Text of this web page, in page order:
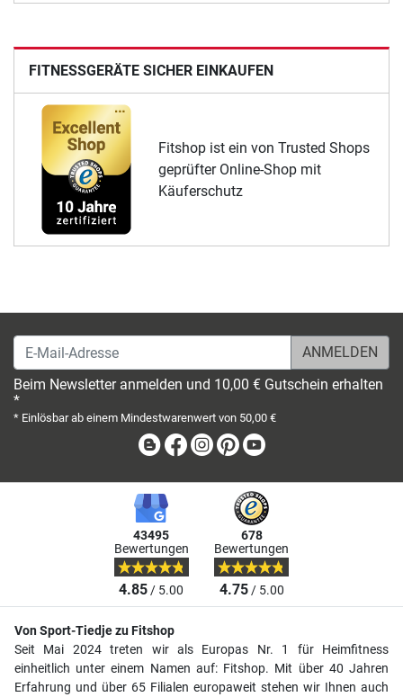
FITNESSGERÄTE SICHER EINKAUFEN
Fitshop ist ein von Trusted Shops
geprüfter Online-Shop mit
Käuferschutz
E-Mail-Adresse
Beim Newsletter anmelden und 10,00 € Gutschein erhalten
*
* Einlösbar ab einem Mindestwarenwert von 50,00 €
BlogFacebook
Instagram
Pinterest
43495
Bewertungen
4.85/ 5.00
678
Bewertungen
4.75/ 5.00
Von Sport-Tiedje zu Fitshop
Seit Mai 2024 treten wir als Europas Nr. 1 für Heimfitness
einheitlich unter einem Namen auf: Fitshop. Mit über 40 Jahren
Erfahrung und über 65 Filialen europaweit stehen wir Ihnen auch